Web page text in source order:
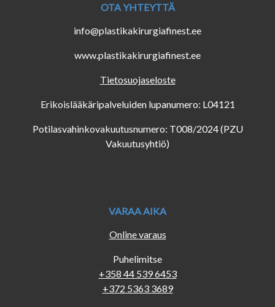
OTA YHTEYTTÄ
info@plastikakirurgiafinest.ee
www.plastikakirurgiafinest.ee
Tietosuojaseloste
Erikoislääkäripalveluiden lupanumero: L04121
Potilasvahinkovakuutusnumero: T008/2024 (PZU
Vakuutusyhtiö)
VARAA AIKA
Online varaus
Puhelimitse
+358 44 539 6453
+372 5363 3689